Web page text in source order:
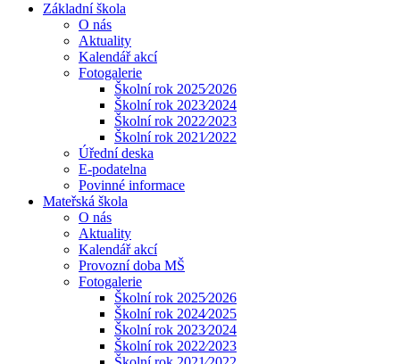
Základní škola
O nás
Aktuality
Kalendář akcí
Fotogalerie
Školní rok 2025⁄2026
Školní rok 2023⁄2024
Školní rok 2022⁄2023
Školní rok 2021⁄2022
Úřední deska
E-podatelna
Povinné informace
Mateřská škola
O nás
Aktuality
Kalendář akcí
Provozní doba MŠ
Fotogalerie
Školní rok 2025⁄2026
Školní rok 2024⁄2025
Školní rok 2023⁄2024
Školní rok 2022⁄2023